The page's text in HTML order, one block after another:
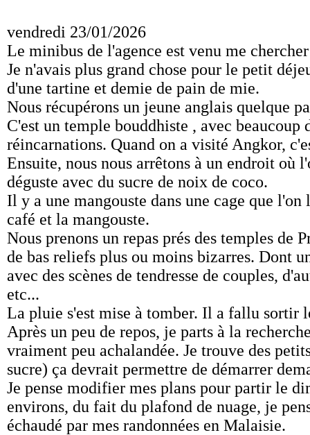
vendredi 23/01/2026
Le minibus de l'agence est venu me
Je n'avais plus grand chose pour le petit
d'une tartine et demie de pain de mie.
Nous récupérons un jeune anglais quelque
C'est un temple bouddhiste , avec
réincarnations. Quand on a visité Angkor,
Ensuite, nous nous arrêtons à un endroit où
déguste avec du sucre de noix de coco.
Il y a une mangouste dans une cage que
café et la mangouste.
Nous prenons un repas prés des temples de
de bas reliefs plus ou moins bizarres. Dont
avec des scènes de tendresse de couples,
etc...
La pluie s'est mise à tomber. Il a fallu sortir
Après un peu de repos, je parts à la
vraiment peu achalandée. Je trouve des
sucre) ça devrait permettre de démarrer
Je pense modifier mes plans pour partir le
environs, du fait du plafond de nuage, je
échaudé par mes randonnées en Malaisie.